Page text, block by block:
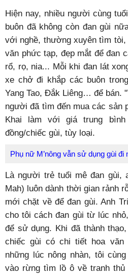
Hiện nay, nhiều người cùng
buôn đã không còn đan gùi
với nghề, thường xuyên tìm tòi,
văn phức tạp, đẹp mắt để đan
rổ, rọ, nia... Mỗi khi đan lát
xe chở đi khắp các buôn
Yang Tao, Đắk Liêng… để bán.
người đã tìm đến mua các sản
Khai làm với giá trung
đồng/chiếc gùi, tùy loại.
Phụ nữ M’nông vẫn sử dụng gùi đi
Là người trẻ tuổi mê đan gùi,
Mah) luôn dành thời gian rảnh
mới chặt về để đan gùi. Anh
cho tôi cách đan gùi từ lúc
để sử dụng. Khi đã thành
chiếc gùi có chi tiết hoa
những lúc nông nhàn, tôi
vào rừng tìm lồ ô về tranh